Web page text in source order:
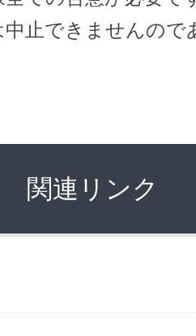
中止できませんので
関連リンク